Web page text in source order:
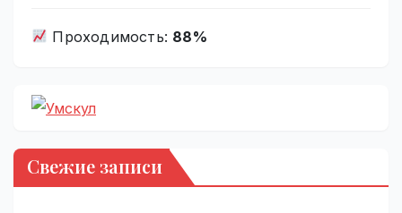
Проходимость: 88%
Свежие записи